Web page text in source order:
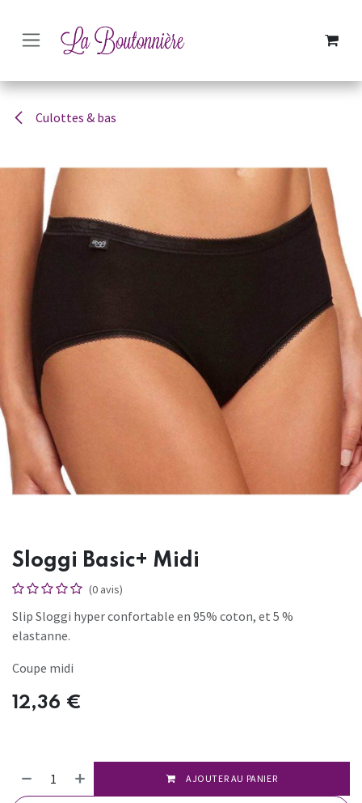
Culottes & bas
Sloggi Basic+ Midi
(0 avis)
Slip Sloggi hyper confortable en 95% coton, et 5 %
elastanne.
Coupe midi
12,36 €
AJOUTER AU PANIER